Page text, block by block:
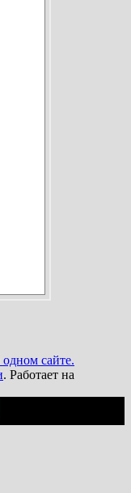
сайте.
. Работает на